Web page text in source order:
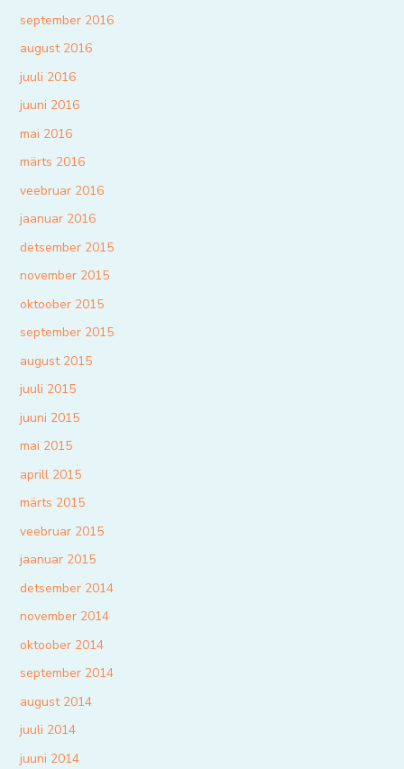
september 2016
august 2016
juuli 2016
juuni 2016
mai 2016
märts 2016
veebruar 2016
jaanuar 2016
detsember 2015
november 2015
oktoober 2015
september 2015
august 2015
juuli 2015
juuni 2015
mai 2015
aprill 2015
märts 2015
veebruar 2015
jaanuar 2015
detsember 2014
november 2014
oktoober 2014
september 2014
august 2014
juuli 2014
juuni 2014